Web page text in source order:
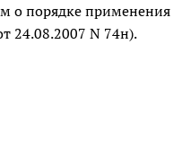
о порядке
24.08.2007 N 74н).